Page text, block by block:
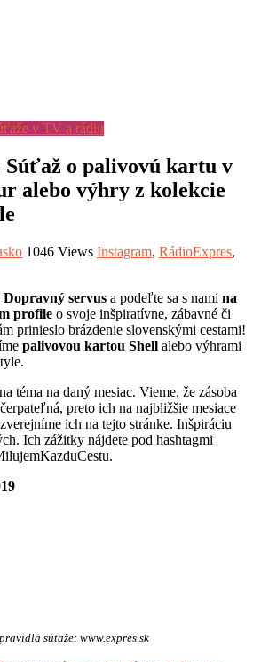
v TV a rádiu
Súťaž o palivovú kartu v
alebo výhry z kolekcie
1046 Views Instagram, RádioExpres,
Dopravný servus a podeľte sa s nami na
profile o svoje inšpiratívne, zábavné či
prinieslo brázdenie slovenskými cestami!
palivovou kartou Shell alebo výhrami
téma na daný mesiac. Vieme, že zásoba
preto ich na najbližšie mesiace
ich na tejto stránke. Inšpiráciu
Ich zážitky nájdete pod hashtagmi
sútaže: www.expres.sk